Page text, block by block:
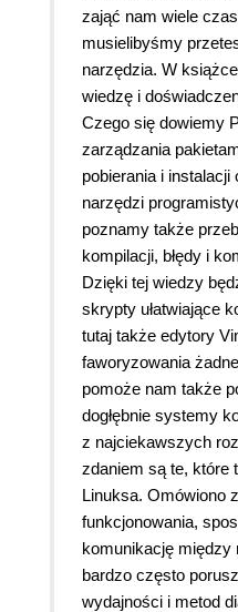
zająć nam wiele
musielibyśmy
narzędzia. W
wiedzę i
Czego się dowiemy
zarządzania
pobierania i instalacji
narzędzi
poznamy także
kompilacji, błędy i
Dzięki tej wiedzy
skrypty ułatwiające
tutaj także edytory
faworyzowania
pomoże nam także
dogłębnie systemy
z najciekawszych
zdaniem są te, które
Linuksa. Omówiono
funkcjonowania,
komunikację między
bardzo często
wydajności i metod